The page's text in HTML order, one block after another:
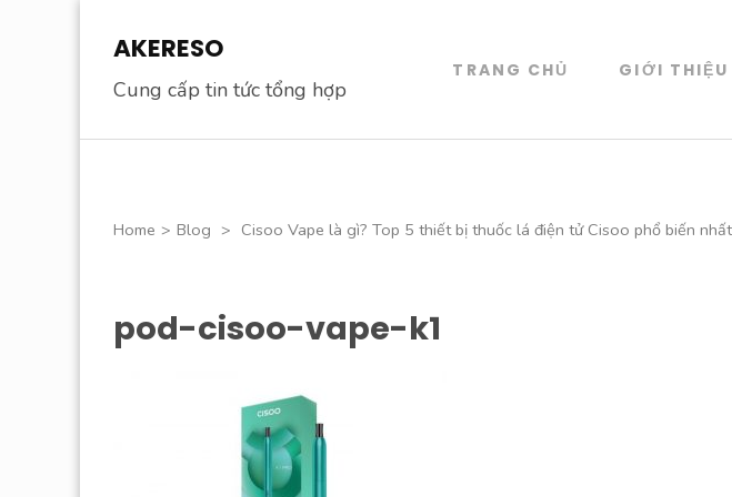
content
Enter)
AKERESO
Cung cấp tin tức tổng hợp
TRANG CHỦ GIỚI THIỆU
Home > Blog > Cisoo Vape là gì? Top 5 thiết bị thuốc lá điện tử Cisoo phổ biến nhất
pod-cisoo-vape-k1